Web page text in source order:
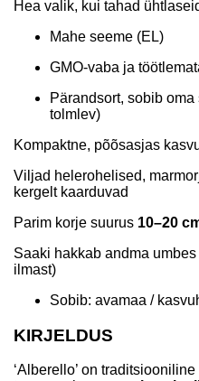
Hea valik, kui tahad
Mahe seeme (EL)
GMO-vaba ja
Pärandsort, sobib
tolmlev)
Kompaktne, põõsasjas
Viljad helerohelised,
kergelt kaarduvad
Parim korje suurus 10–20
Saaki hakkab andma umbes
ilmast)
Sobib: avamaa /
KIRJELDUS
‘Alberello’ on